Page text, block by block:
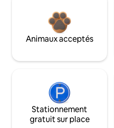
Animaux acceptés
Stationnement
gratuit sur place